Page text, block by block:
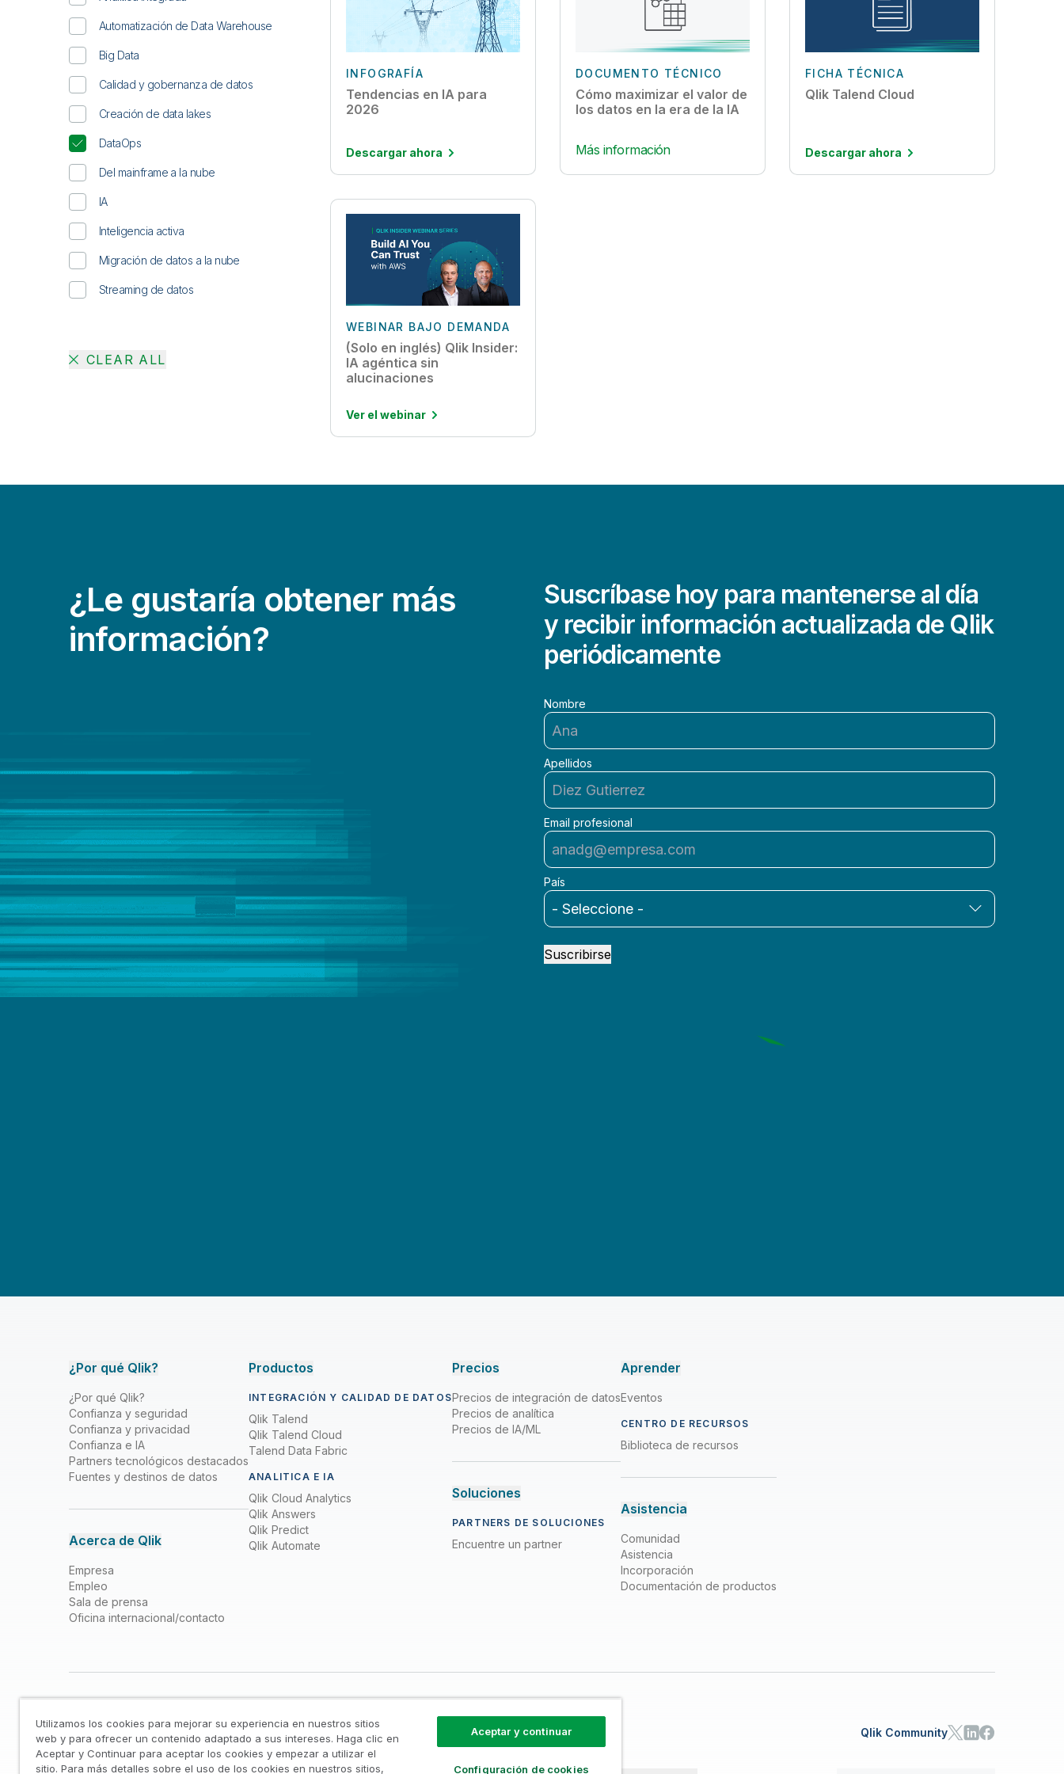
Transporte/logística
Venta minorista
Automatización de Data Warehouse
Big Data
Calidad y gobernanza de datos
Creación de data lakes
DataOps
Del mainframe a la nube
IA
Inteligencia activa
Migración de datos a la nube
Streaming de datos
CLEAR ALL
INFOGRAFÍA
Tendencias en IA para
2026
Descargar ahora
DOCUMENTO TÉCNICO
Cómo maximizar el valor de
los datos en la era de la IA
Más información
FICHA TÉCNICA
Qlik Talend Cloud
Descargar ahora
WEBINAR BAJO DEMANDA
(Solo en inglés) Qlik Insider:
IA agéntica sin
alucinaciones
Ver el webinar
¿Le gustaría obtener más
información?
Suscríbase hoy para mantenerse al día
y recibir información actualizada de Qlik
periódicamente
Nombre
Apellidos
Email profesional
País
Suscribirse
¿Por qué Qlik?
¿Por qué Qlik?
Confianza y seguridad
Confianza y privacidad
Confianza e IA
Partners tecnológicos destacados
Fuentes y destinos de datos
Acerca de Qlik
Empresa
Empleo
Sala de prensa
Oficina internacional/contacto
Productos
INTEGRACIÓN Y CALIDAD DE DATOS
Qlik Talend
Qlik Talend Cloud
Talend Data Fabric
ANALITICA E IA
Qlik Cloud Analytics
Qlik Answers
Qlik Predict
Qlik Automate
Precios
Precios de integración de datos
Precios de analítica
Precios de IA/ML
Soluciones
PARTNERS DE SOLUCIONES
Encuentre un partner
Aprender
Eventos
CENTRO DE RECURSOS
Biblioteca de recursos
Asistencia
Comunidad
Asistencia
Incorporación
Documentación de productos
Qlik Community
Utilizamos los cookies para mejorar su experiencia en nuestros sitios
web y para ofrecer un contenido adaptado a sus intereses. Haga clic en
Aceptar y Continuar para aceptar los cookies y empezar a utilizar el
sitio. Para más detalles sobre el uso de los cookies en nuestros sitios,
Aceptar y continuar
Configuración de cookies